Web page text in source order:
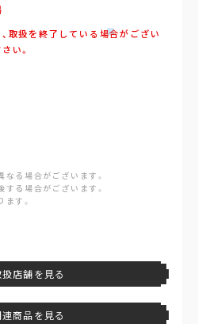
取扱を終了している場合がござい
い。
なる場合がございます。
する場合がございます。
す。
店舗を見る
商品を見る